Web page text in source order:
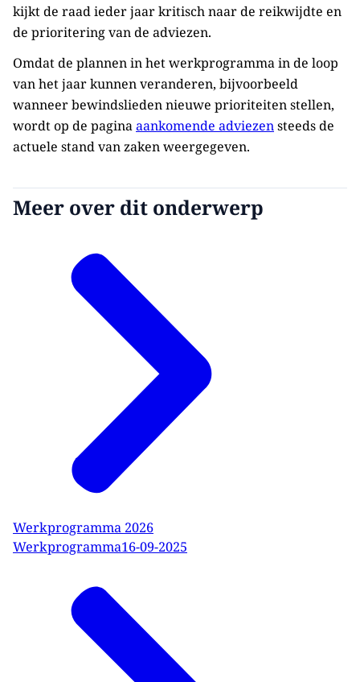
kijkt de raad ieder jaar kritisch naar de reikwijdte en
de prioritering van de adviezen.
Omdat de plannen in het werkprogramma in de loop
van het jaar kunnen veranderen, bijvoorbeeld
wanneer bewindslieden nieuwe prioriteiten stellen,
wordt op de paginaaankomende adviezensteeds de
actuele stand van zaken weergegeven.
Meer over dit onderwerp
Werkprogramma 2026
Werkprogramma16-09-2025